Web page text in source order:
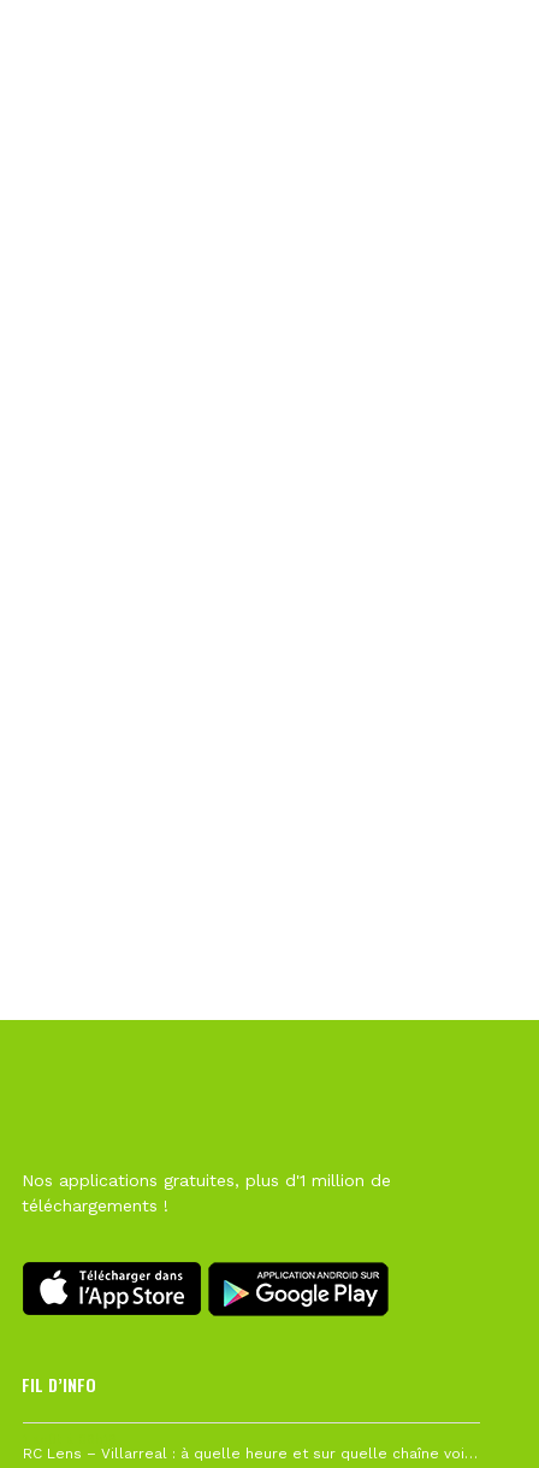
Nos applications gratuites, plus d'1 million de
téléchargements !
FIL D’INFO
RC Lens – Villarreal : à quelle heure et sur quelle chaîne voir la finale de la Como Cup ?